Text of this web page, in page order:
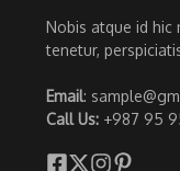
Nobis atque id hic
tenetur,
Email:
Call Us: +987 95